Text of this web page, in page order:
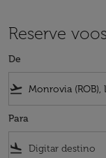
Reserve
De
flight_takeoff
Para
flight_land